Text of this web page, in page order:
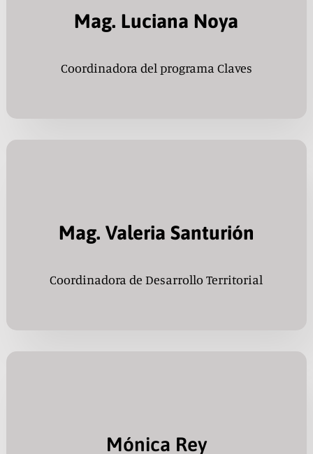
Mag. Luciana Noya
Coordinadora del programa Claves
Mag. Valeria Santurión
Coordinadora de Desarrollo Territorial
Mónica Rey